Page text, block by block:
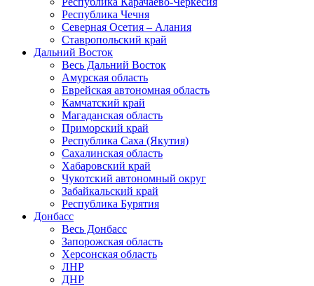
Республика Чечня
Северная Осетия – Алания
Ставропольский край
Дальний Восток
Весь Дальний Восток
Амурская область
Еврейская автономная область
Камчатский край
Магаданская область
Приморский край
Республика Саха (Якутия)
Сахалинская область
Хабаровский край
Чукотский автономный округ
Забайкальский край
Республика Бурятия
Донбасс
Весь Донбасс
Запорожская область
Херсонская область
ЛНР
ДНР